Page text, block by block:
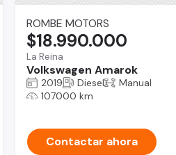
ROMBE MOTORS
La Reina
Volkswagen Amarok
$18.990.000
2019 Diesel
Manual
107000 km
Contactar ahora